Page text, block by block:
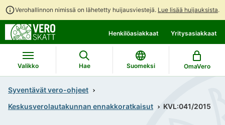
Verohallinnon nimissä on lähetetty huijausviestejä. Lue lisää huijauksista.
suoraan
sisältöön
koko
sivuston
hakuun
Henkilöasiakkaat Yritysasiakkaat
Valikko Hae Suomeksi OmaVero
Syventävät vero-ohjeet
Keskusverolautakunnan ennakkoratkaisut
KVL:041/2015